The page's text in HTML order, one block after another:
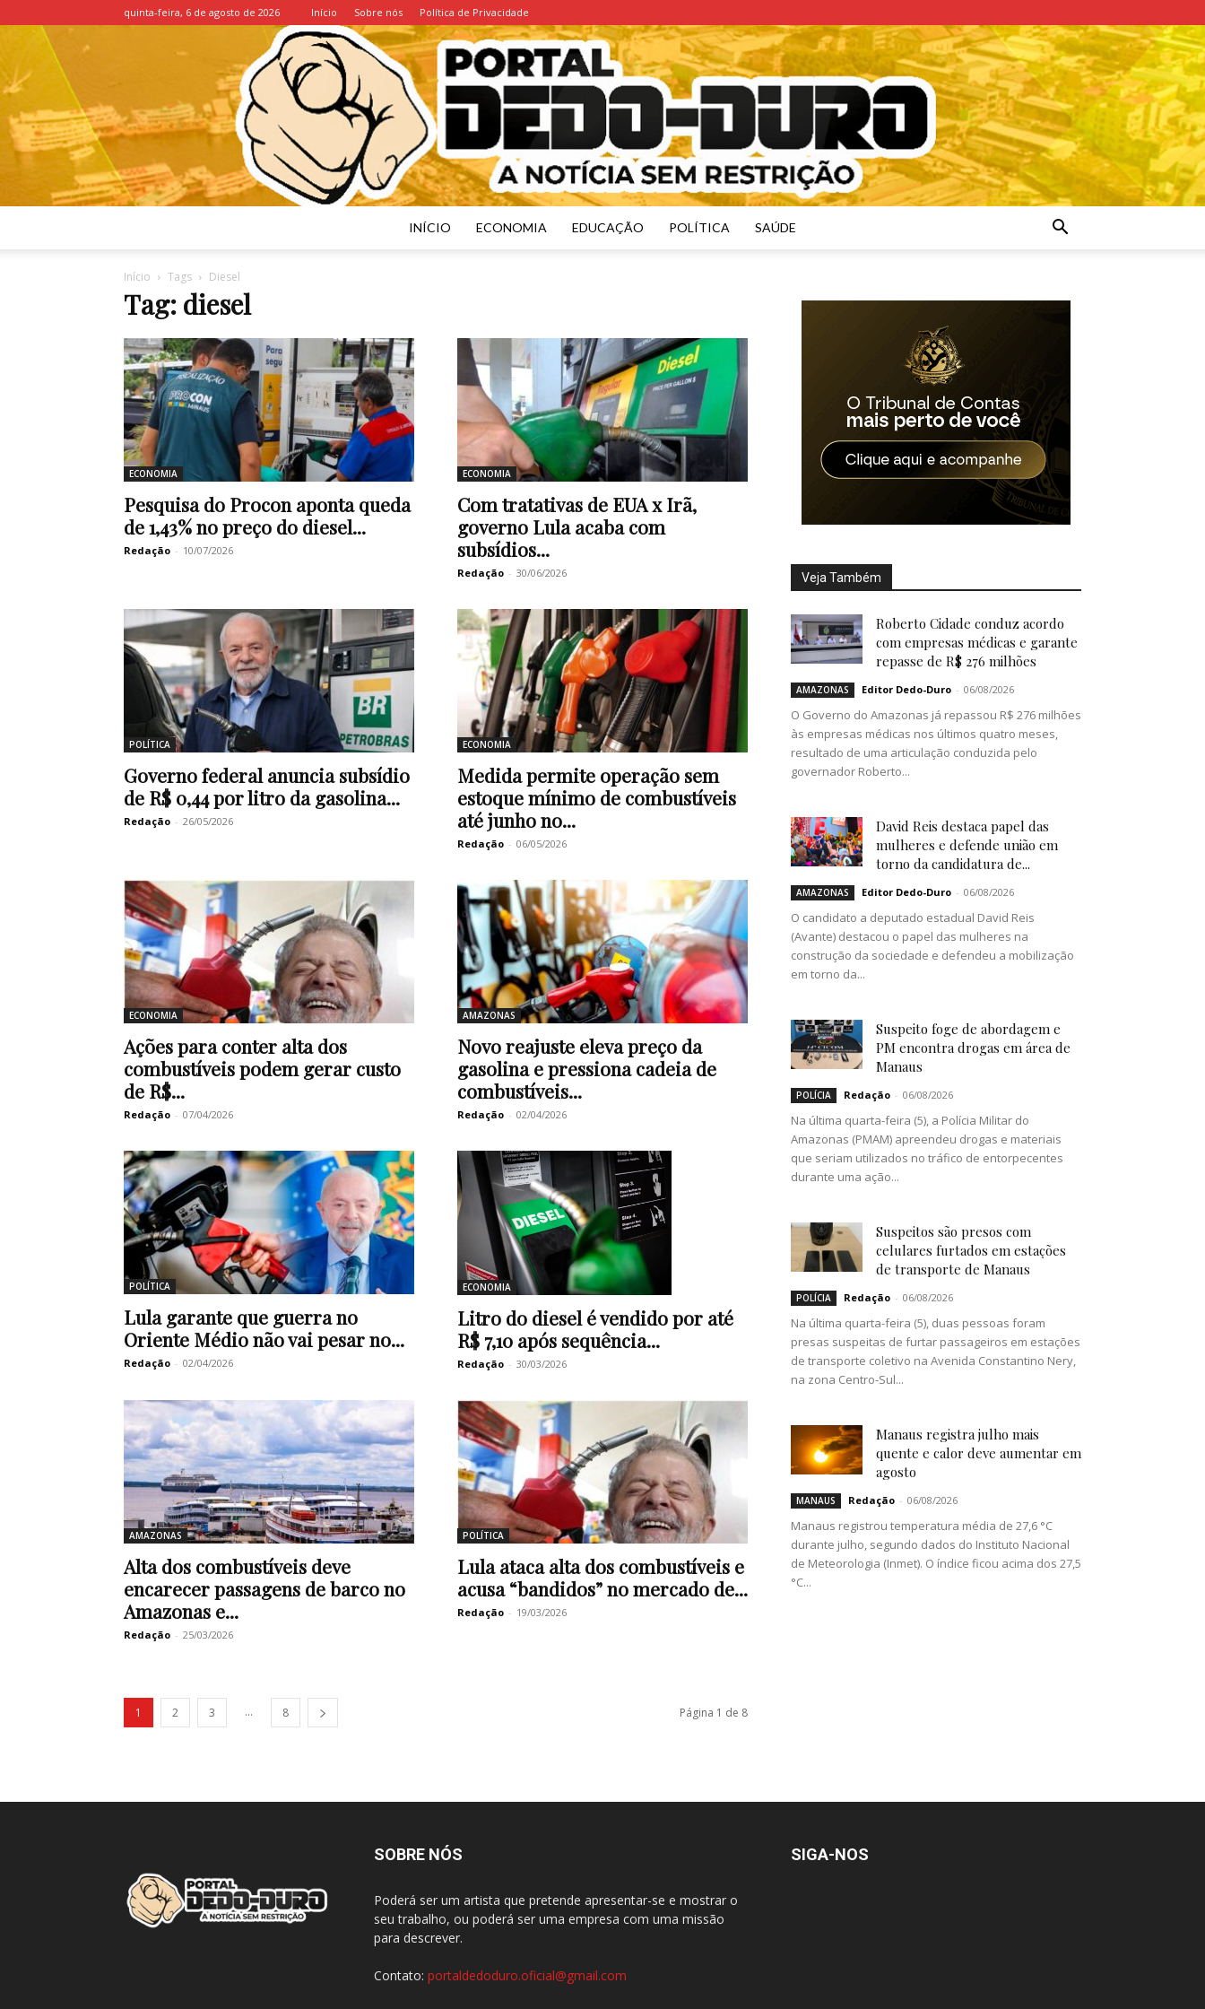
quinta-feira, 6 de agosto de 2026 Início Sobre nós Política de Privacidade
Dedo
Duro
INÍCIO ECONOMIA EDUCAÇÃO POLÍTICA SAÚDE
Início Tags Diesel
Tag: diesel
ECONOMIA
Pesquisa do Procon aponta queda
de 1,43% no preço do diesel...
Redação - 10/07/2026
ECONOMIA
Com tratativas de EUA x Irã,
governo Lula acaba com
subsídios...
Redação - 30/06/2026
POLÍTICA
Governo federal anuncia subsídio
de R$ 0,44 por litro da gasolina...
Redação - 26/05/2026
ECONOMIA
Medida permite operação sem
estoque mínimo de combustíveis
até junho no...
Redação - 06/05/2026
ECONOMIA
Ações para conter alta dos
combustíveis podem gerar custo
de R$...
Redação - 07/04/2026
AMAZONAS
Novo reajuste eleva preço da
gasolina e pressiona cadeia de
combustíveis...
Redação - 02/04/2026
POLÍTICA
Lula garante que guerra no
Oriente Médio não vai pesar no...
Redação - 02/04/2026
ECONOMIA
Litro do diesel é vendido por até
R$ 7,10 após sequência...
Redação - 30/03/2026
AMAZONAS
Alta dos combustíveis deve
encarecer passagens de barco no
Amazonas e...
Redação - 25/03/2026
POLÍTICA
Lula ataca alta dos combustíveis e
acusa “bandidos” no mercado de...
Redação - 19/03/2026
1 2 3 ... 8 Página 1 de 8
Veja Também
Roberto Cidade conduz acordo
com empresas médicas e garante
repasse de R$ 276 milhões
AMAZONAS Editor Dedo-Duro - 06/08/2026
O Governo do Amazonas já repassou R$ 276 milhões
às empresas médicas nos últimos quatro meses,
resultado de uma articulação conduzida pelo
governador Roberto...
David Reis destaca papel das
mulheres e defende união em
torno da candidatura de...
AMAZONAS Editor Dedo-Duro - 06/08/2026
O candidato a deputado estadual David Reis
(Avante) destacou o papel das mulheres na
construção da sociedade e defendeu a mobilização
em torno da...
Suspeito foge de abordagem e
PM encontra drogas em área de
Manaus
POLÍCIA Redação - 06/08/2026
Na última quarta-feira (5), a Polícia Militar do
Amazonas (PMAM) apreendeu drogas e materiais
que seriam utilizados no tráfico de entorpecentes
durante uma ação...
Suspeitos são presos com
celulares furtados em estações
de transporte de Manaus
POLÍCIA Redação - 06/08/2026
Na última quarta-feira (5), duas pessoas foram
presas suspeitas de furtar passageiros em estações
de transporte coletivo na Avenida Constantino Nery,
na zona Centro-Sul...
Manaus registra julho mais
quente e calor deve aumentar em
agosto
MANAUS Redação - 06/08/2026
Manaus registrou temperatura média de 27,6 °C
durante julho, segundo dados do Instituto Nacional
de Meteorologia (Inmet). O índice ficou acima dos 27,5
°C...
SOBRE NÓS
Poderá ser um artista que pretende apresentar-se e mostrar o
seu trabalho, ou poderá ser uma empresa com uma missão
para descrever.
Contato: portaldedoduro.oficial@gmail.com
SIGA-NOS